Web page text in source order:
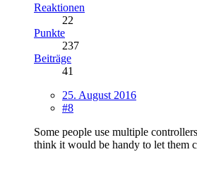
Reaktionen
22
Punkte
237
Beiträge
41
25. August 2016
#8
Some people use multiple
think it would be handy to let them